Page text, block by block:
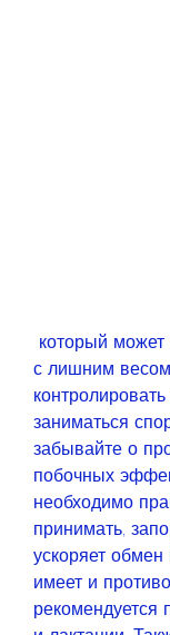
с лишним
заниматься
забывайте о
побочных
необходимо
принимать,
ускоряет
имеет и
рекомендуется